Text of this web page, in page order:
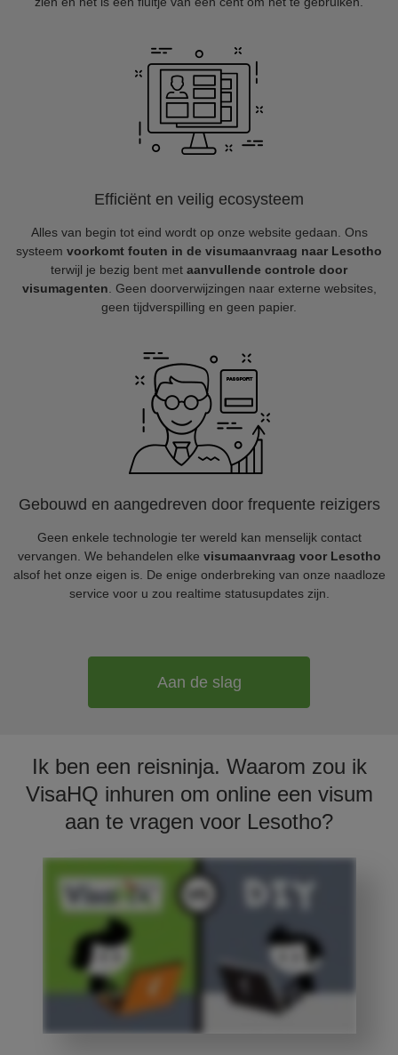
Efficiënt en veilig ecosysteem
Alles van begin tot eind wordt op onze website gedaan. Ons
systeem voorkomt fouten in de visumaanvraag naar Lesotho
terwijl je bezig bent met aanvullende controle door
visumagenten . Geen doorverwijzingen naar externe websites,
geen tijdverspilling en geen papier.
Gebouwd en aangedreven door frequente reizigers
Geen enkele technologie ter wereld kan menselijk contact
vervangen. We behandelen elke visumaanvraag voor Lesotho
alsof het onze eigen is. De enige onderbreking van onze naadloze
service voor u zou realtime statusupdates zijn.
Aan de slag
Ik ben een reisninja. Waarom zou ik
VisaHQ inhuren om online een visum
aan te vragen voor Lesotho?